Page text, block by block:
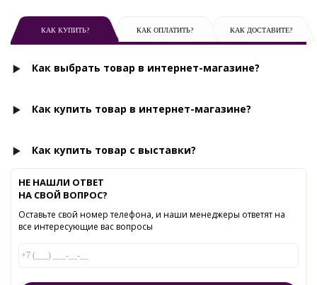
КАК КУПИТЬ? КАК ОПЛАТИТЬ? КАК ДОСТАВИТЕ?
Как выбрать товар в интернет-магазине?
Как купить товар в интернет-магазине?
Как купить товар с выставки?
НЕ НАШЛИ ОТВЕТ
НА СВОЙ ВОПРОС?
Оставьте свой номер телефона, и наши менеджеры ответят на
все интересующие вас вопросы